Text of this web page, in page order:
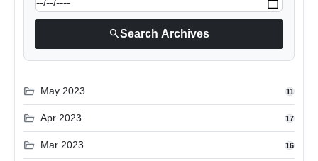
searchSearch Archives
folder_open May 2023 11
folder_open Apr 2023 17
folder_open Mar 2023 16